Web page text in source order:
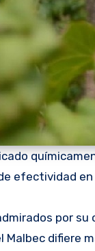
efectividad
por
difiere